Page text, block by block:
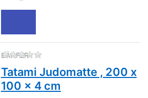
BÄNFER Zu diesem Produkt liegen
Tatami Judomatte , 200 x
100 x 4 cm